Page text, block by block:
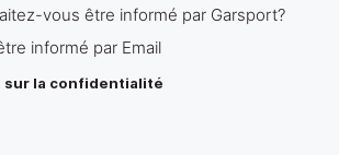
vous être informé par Garsport?
informé par Email
sur la confidentialité